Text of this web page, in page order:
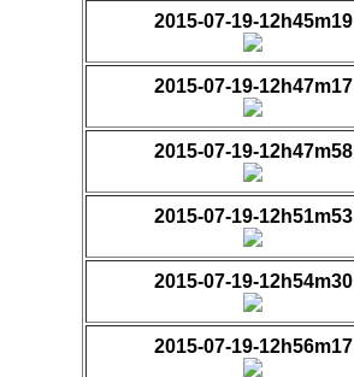
2015-07-19-12h45m19
2015-07-19-12h47m17
2015-07-19-12h47m58
2015-07-19-12h51m53
2015-07-19-12h54m30
2015-07-19-12h56m17